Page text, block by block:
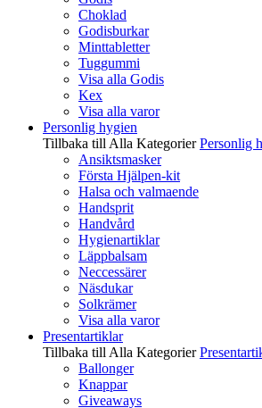
Choklad
Godisburkar
Minttabletter
Tuggummi
Visa alla Godis
Kex
Visa alla varor
Personlig hygien
Tillbaka till Alla Kategorier Personlig
Ansiktsmasker
Första Hjälpen-kit
Halsa och valmaende
Handsprit
Handvård
Hygienartiklar
Läppbalsam
Neccessärer
Näsdukar
Solkrämer
Visa alla varor
Presentartiklar
Tillbaka till Alla Kategorier
Ballonger
Knappar
Giveaways